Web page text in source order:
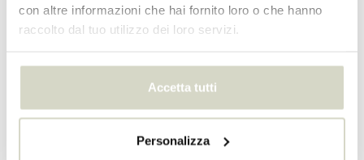
con altre informazioni che hai fornito loro o che hanno
raccolto dal tuo utilizzo dei loro servizi.
Accetta tutti
Personalizza
SALE 25% SALE 25%